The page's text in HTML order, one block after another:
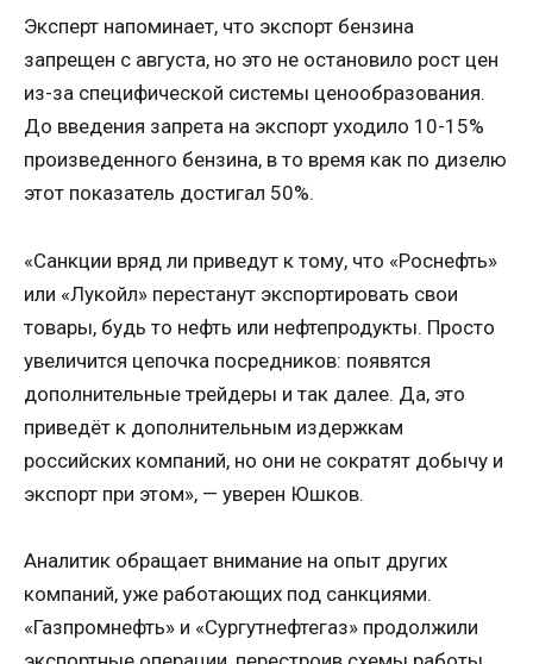
Эксперт напоминает, что экспорт бензина
запрещен с августа, но это не остановило рост цен
из-за специфической системы ценообразования.
До введения запрета на экспорт уходило 10-15%
произведенного бензина, в то время как по дизелю
этот показатель достигал 50%.
«Санкции вряд ли приведут к тому, что «Роснефть»
или «Лукойл» перестанут экспортировать свои
товары, будь то нефть или нефтепродукты. Просто
увеличится цепочка посредников: появятся
дополнительные трейдеры и так далее. Да, это
приведёт к дополнительным издержкам
российских компаний, но они не сократят добычу и
экспорт при этом», — уверен Юшков.
Аналитик обращает внимание на опыт других
компаний, уже работающих под санкциями.
«Газпромнефть» и «Сургутнефтегаз» продолжили